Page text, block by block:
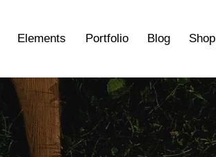
Elements Portfolio Blog Shop